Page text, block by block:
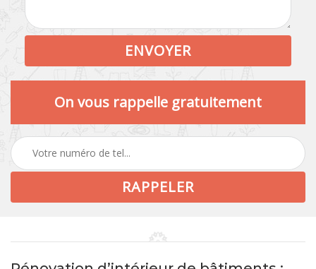
On vous rappelle gratuitement